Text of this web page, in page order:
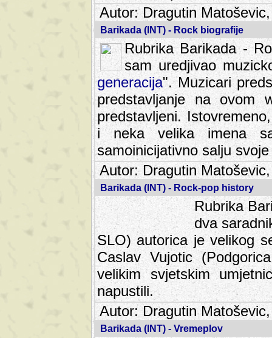
Autor: Dragutin
Barikada (INT) - Rock biografije
Rubrika Barikada -
sam uredjivao
generacija". Muzicari
predstavljanje na ovom
predstavljeni.
i neka velika imena
samoinicijativno salju
Autor: Dragutin
Barikada (INT) - Rock-pop history
Rubrika
dva
SLO) autorica je velikog
Caslav Vujotic
velikim svjetskim
napustili.
Autor: Dragutin
Barikada (INT) - Vremeplov